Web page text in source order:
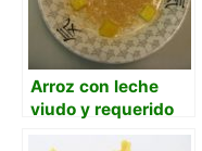
Arroz con leche
viudo y requerido